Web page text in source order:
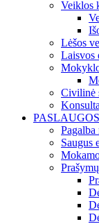
Veiklos
Lėšos
Laisvos
Civilinė
PASLAUGOS
Saugus